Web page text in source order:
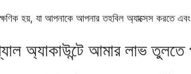
হয়, যা আপনাকে আপনার তহবিল অ্যাক্সেস করতে এবং
​​অ্যাকাউন্টে আমার লাভ তুলতে